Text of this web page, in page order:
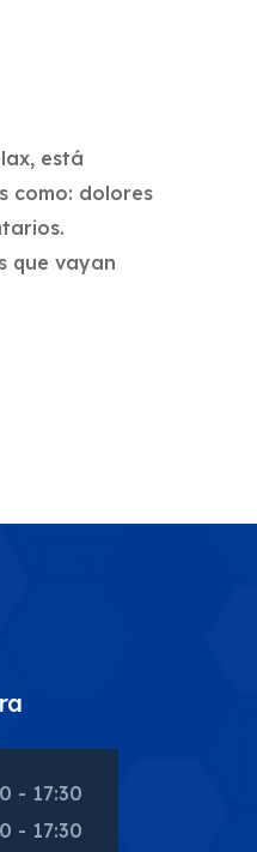
está
como: dolores
que vayan
- 17:30
- 17:30